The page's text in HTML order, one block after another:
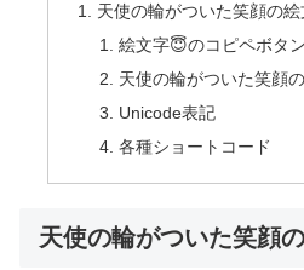
天使の輪がついた笑顔の
絵文字😇のコピペボタン
天使の輪がついた笑顔
Unicode表記
各種ショートコード
天使の輪がついた笑顔